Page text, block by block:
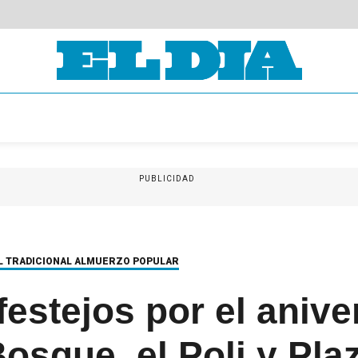
PUBLICIDAD
TRADICIONAL ALMUERZO POPULAR
por el